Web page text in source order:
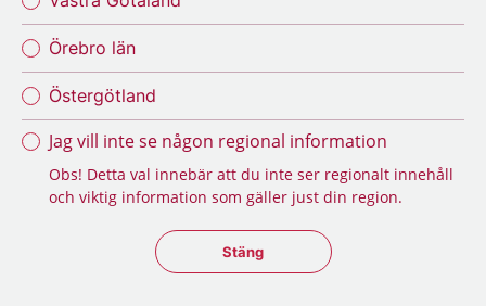
Örebro län
Östergötland
Jag vill inte se någon regional information
Obs! Detta val innebär att du inte ser regionalt innehåll
och viktig information som gäller just din region.
Stäng regionsväljaren
Stäng